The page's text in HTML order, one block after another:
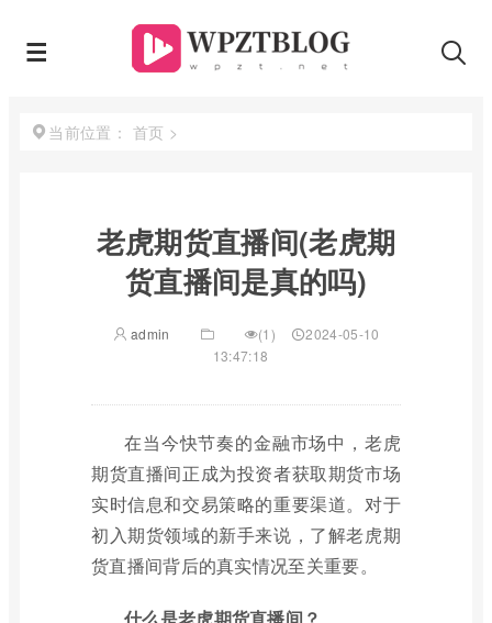
当前位置： 首页 >
老虎期货直播间(老虎期
货直播间是真的吗)
admin (1)
2024-05-10
13:47:18
在当今快节奏的金融市场中，老虎
期货直播间正成为投资者获取期货市场
实时信息和交易策略的重要渠道。对于
初入期货领域的新手来说，了解老虎期
货直播间背后的真实情况至关重要。